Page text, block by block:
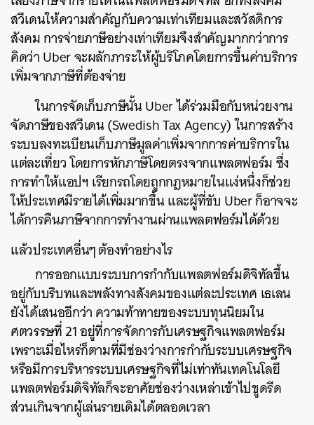
สวีเดนให้ความสำคัญกับความเท่าเทียมและสวัสดิการ
สังคมการจ่ายภาษีอย่างเท่าเทียมจึงสำคัญมากกว่าการ
คิดว่าUberจะผลักภาระให้ผู้บริโภคโดยการขึ้นค่าบริการ
เพิ่มจากภาษีที่ต้องจ่าย
ในการจัดเก็บภาษีนั้นUberได้ร่วมมือกับหน่วยงาน
จัดภาษีของสวีเดน(Swedish Tax Agency)ในการสร้าง
ระบบลงทะเบียนเก็บภาษีมูลค่าเพิ่มจากการค่าบริการใน
แต่ละเที่ยวโดยการหักภาษีโดยตรงจากแพลตฟอร์มซึ่ง
การทำให้แอปฯ เรียกรถโดยถูกกฎหมายในแง่หนึ่งก็ช่วย
ให้ประเทศมีรายได้เพิ่มมากขึ้นและผู้ที่ขับ Uberก็อาจจะ
ได้การคืนภาษีจากการทำงานผ่านแพลตฟอร์มได้ด้วย
แล้วประเทศอื่นๆต้องทำอย่างไร
การออกแบบระบบการกำกับแพลตฟอร์มดิจิทัลขึ้น
อยู่กับบริบทและพลังทางสังคมของแต่ละประเทศ เธเลน
ยังได้เสนออีกว่าความท้าทายของระบบทุนนิยมใน
ศตวรรษที่21อยู่ที่การจัดการกับเศรษฐกิจแพลตฟอร์ม
เพราะเมื่อไหร่ก็ตามที่มีช่องว่างการกำกับระบบเศรษฐกิจ
หรือมีการบริหารระบบเศรษฐกิจที่ไม่เท่าทันเทคโนโลยี
แพลตฟอร์มดิจิทัลก็จะอาศัยช่องว่างเหล่าเข้าไปขูดรีด
ส่วนเกินจากผู้เล่นรายเดิมได้ตลอดเวลา